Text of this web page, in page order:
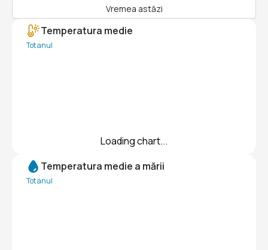
Vremea astăzi
Temperatura medie
Tot anul
Loading chart...
Temperatura medie a mării
Tot anul